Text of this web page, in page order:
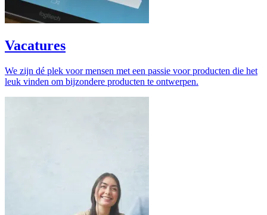
Vacatures
We zijn dé plek voor mensen met een passie voor producten die het
leuk vinden om bijzondere producten te ontwerpen.